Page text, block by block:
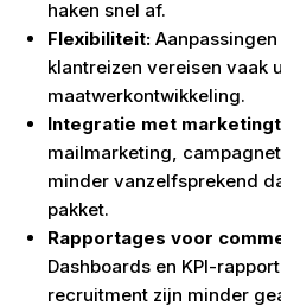
haken snel af.
Flexibiliteit:
klantreizen vereisen vaak
maatwerkontwikkeling.
Integratie met
mailmarketing,
minder vanzelfsprekend
pakket.
Rapportages voor
Dashboards en KPI-
recruitment zijn minder